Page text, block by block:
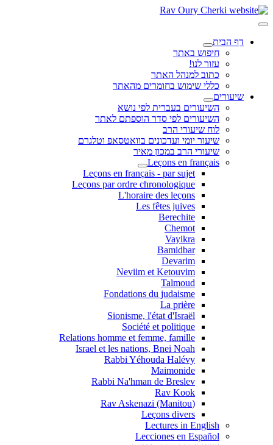
דף הבית
חיפוש באתר
עזור לנו!
כתוב למנהל האתר
כללי שימוש בחומרים מהאתר
שיעורים
השיעורים בעברית לפי נושא
השיעורים לפי סדר הוספתם לאתר
לוח שיעורי הרב
שיעור יומי ועדכונים בוואטסאפ וטלגרם
שיעורי הרב במכון מאיר
Leçons en français
Leçons en français - par sujet
Leçons par ordre chronologique
L'horaire des leçons
Les fêtes juives
Berechite
Chemot
Vayikra
Bamidbar
Devarim
Neviim et Ketouvim
Talmoud
Fondations du judaisme
La prière
Sionisme, l'état d'Israël
Société et politique
Relations homme et femme, famille
Israel et les nations, Bnei Noah
Rabbi Yéhouda Halévy
Maimonide
Rabbi Na'hman de Breslev
Rav Kook
(Rav Askenazi (Manitou
Leçons divers
Lectures in English
Lecciones en Español